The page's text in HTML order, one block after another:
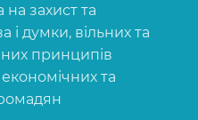
на захист та
і думки, вільних та
принципів
економічних та